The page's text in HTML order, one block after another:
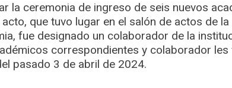
la ceremonia de ingreso de seis nuevos
que tuvo lugar en el salón de actos de
fue designado un colaborador de la
correspondientes y colaborador
pasado 3 de abril de 2024.